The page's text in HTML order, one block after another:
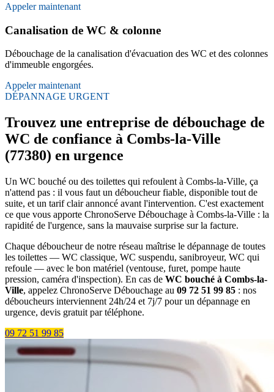
Appeler maintenant
Canalisation de WC & colonne
Débouchage de la canalisation d'évacuation des WC et des colonnes
d'immeuble engorgées.
Appeler maintenant
DÉPANNAGE URGENT
Trouvez une entreprise de débouchage de
WC de confiance à Combs-la-Ville
(77380) en urgence
Un WC bouché ou des toilettes qui refoulent à Combs-la-Ville, ça
n'attend pas : il vous faut un déboucheur fiable, disponible tout de
suite, et un tarif clair annoncé avant l'intervention. C'est exactement
ce que vous apporte ChronoServe Débouchage à Combs-la-Ville : la
rapidité de l'urgence, sans la mauvaise surprise sur la facture.
Chaque déboucheur de notre réseau maîtrise le dépannage de toutes
les toilettes — WC classique, WC suspendu, sanibroyeur, WC qui
refoule — avec le bon matériel (ventouse, furet, pompe haute
pression, caméra d'inspection). En cas de WC bouché à Combs-la-
Ville, appelez ChronoServe Débouchage au 09 72 51 99 85 : nos
déboucheurs interviennent 24h/24 et 7j/7 pour un dépannage en
urgence, devis gratuit par téléphone.
09 72 51 99 85